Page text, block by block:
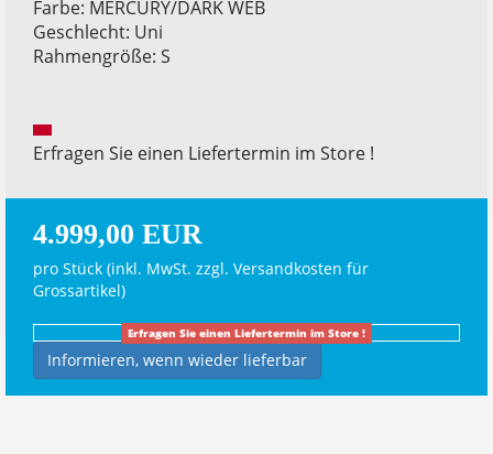
Farbe: MERCURY/DARK WEB
Geschlecht: Uni
Rahmengröße: S
Erfragen Sie einen Liefertermin im Store !
4.999,00 EUR
pro Stück (inkl. MwSt. zzgl. Versandkosten für
Grossartikel)
Erfragen Sie einen Liefertermin im Store !
Informieren, wenn wieder lieferbar